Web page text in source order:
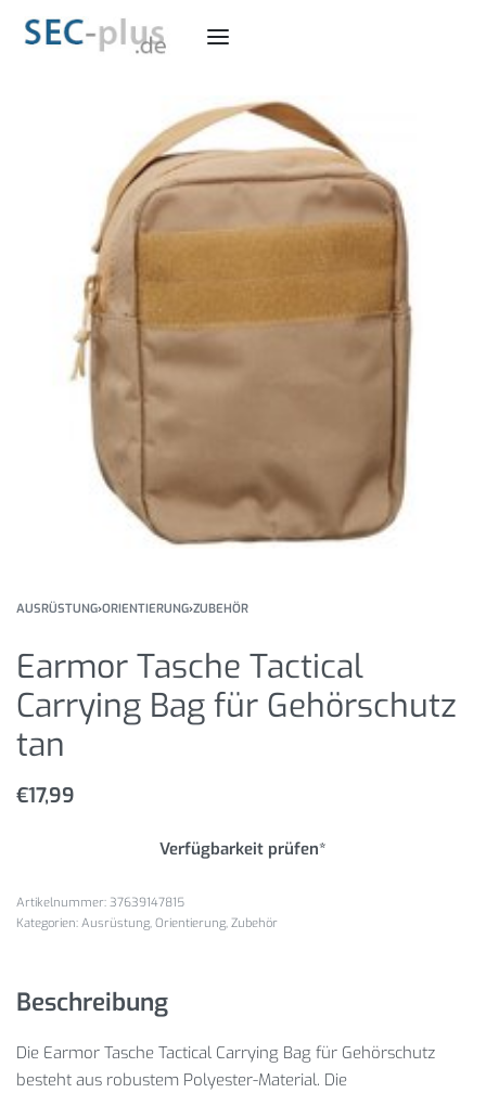
AUSRÜSTUNG›ORIENTIERUNG›ZUBEHÖR
Earmor Tasche Tactical
Carrying Bag für Gehörschutz
tan
€17,99
Verfügbarkeit prüfen*
37639147815
Kategorien: Ausrüstung, Orientierung, Zubehör
Beschreibung
Die Earmor Tasche Tactical Carrying Bag für Gehörschutz
besteht aus robustem Polyester-Material. Die